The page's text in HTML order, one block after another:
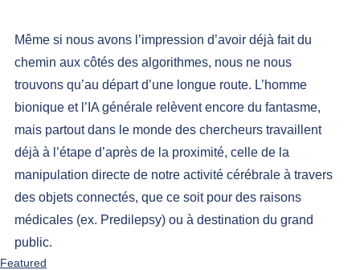
Même si nous avons l’impression d’avoir déjà fait du
chemin aux côtés des algorithmes, nous ne nous
trouvons qu’au départ d’une longue route. L’homme
bionique et l’IA générale relèvent encore du fantasme,
mais partout dans le monde des chercheurs travaillent
déjà à l’étape d’après de la proximité, celle de la
manipulation directe de notre activité cérébrale à travers
des objets connectés, que ce soit pour des raisons
médicales (ex. Predilepsy) ou à destination du grand
public.
Featured